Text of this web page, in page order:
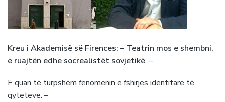
Kreu i Akademisë së Firences: – Teatrin mos e shembni,
e ruajtën edhe socrealistët sovjetikë. –
E quan të turpshëm fenomenin e fshirjes identitare të
qyteteve. –